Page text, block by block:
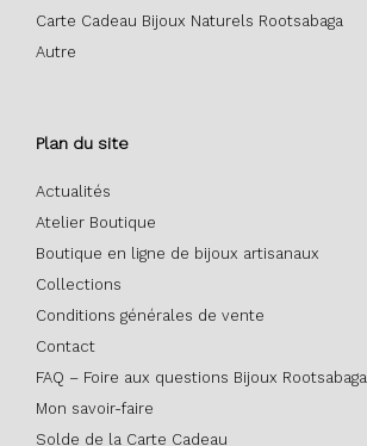
Carte Cadeau Bijoux Naturels Rootsabaga
Autre
Plan du site
Actualités
Atelier Boutique
Boutique en ligne de bijoux artisanaux
Collections
Conditions générales de vente
Contact
FAQ – Foire aux questions Bijoux Rootsabaga
Mon savoir-faire
Solde de la Carte Cadeau